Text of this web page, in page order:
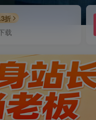
折
载